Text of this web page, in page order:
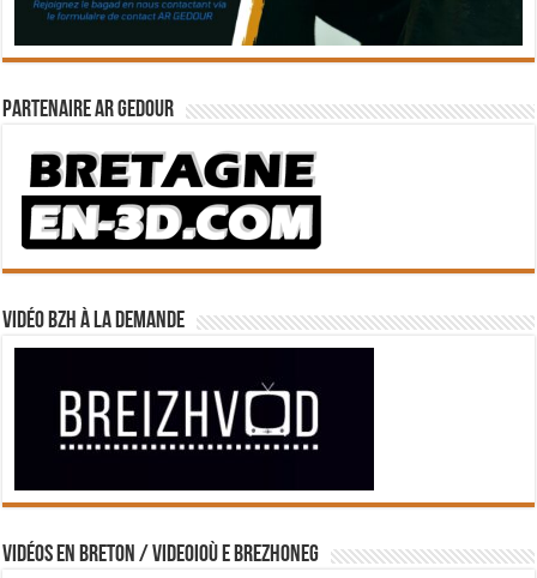
Partenaire Ar Gedour
Vidéo BZH à la demande
Vidéos en breton / Videoioù e brezhoneg